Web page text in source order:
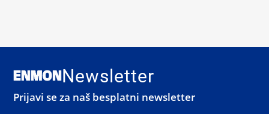
Newsletter
Prijavi se za naš besplatni newsletter